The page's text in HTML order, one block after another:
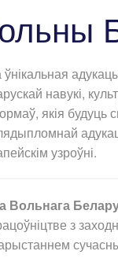
ўнікальная
навукі,
якія
узроўні.
Вольнага
з